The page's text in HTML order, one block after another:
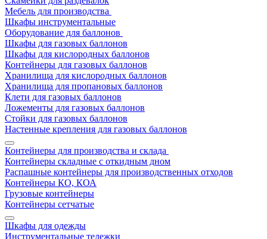
Мебель для производства
Шкафы инструментальные
Оборудование для баллонов
Шкафы для газовых баллонов
Шкафы для кислородных баллонов
Контейнеры для газовых баллонов
Хранилища для кислородных баллонов
Хранилища для пропановых баллонов
Клети для газовых баллонов
Ложементы для газовых баллонов
Стойки для газовых баллонов
Настенные крепления для газовых баллонов
Контейнеры для производства и склада
Контейнеры складные с откидным дном
Распашные контейнеры для производственных отходов
Контейнеры КО, КОА
Грузовые контейнеры
Контейнеры сетчатые
Шкафы для одежды
Инструментальные тележки